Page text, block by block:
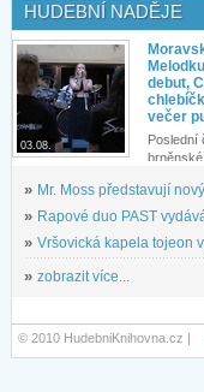
HUDEBNÍ NADĚJE
03.08.
debut,
večer
Poslední
brněnské
» Mr. Moss představují
» Rapové duo PAST
» Vršovická kapela tojeon
» zobrazit více...
© 2010 HudebniKnihovna.cz |